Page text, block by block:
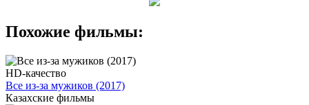
Похожие фильмы:
HD-качество
Все из-за мужиков (2017)
Казахские фильмы